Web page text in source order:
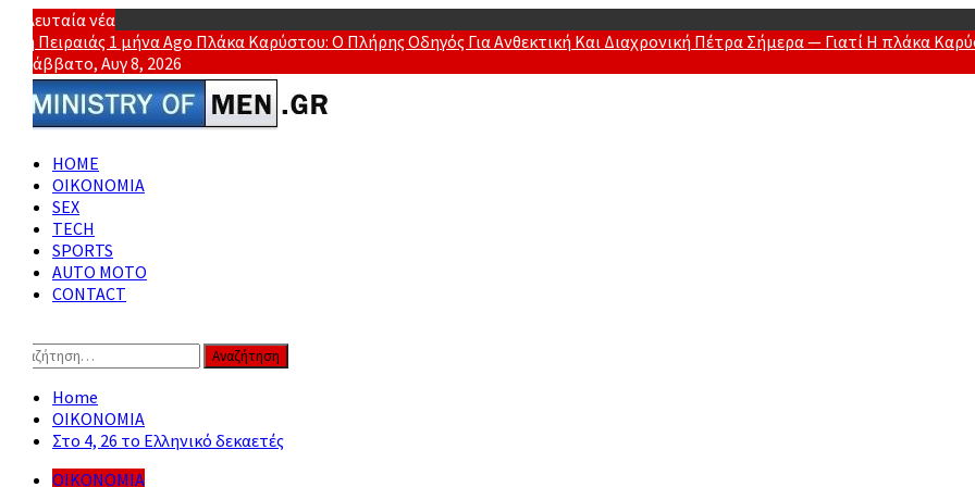
Skip
content
Τελευταία νέα
1 μήνα AgoΠλάκα Καρύστου: Ο Πλήρης Οδηγός Για Ανθεκτική Και Διαχρονική Πέτρα Σήμερα — Γιατί Η πλάκα
Σάββατο, Αυγ 8, 2026
Online Lifestyle περιοδικό για Aνδρες
Primary
Menu
HOME
ΟΙΚΟΝΟΜΙΑ
SEX
TECH
SPORTS
AUTO MOTO
CONTACT
Αναζήτηση
για:
Home
ΟΙΚΟΝΟΜΙΑ
Στο 4, 26 το Ελληνικό δεκαετές
ΟΙΚΟΝΟΜΙΑ